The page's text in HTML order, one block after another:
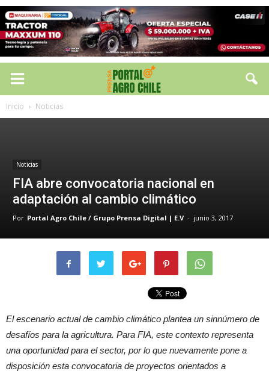
Inicio Noticias
Noticias
FIA abre convocatoria nacional en
adaptación al cambio climático
Por Portal Agro Chile / Grupo Prensa Digital | E.V - junio 3, 2017
El escenario actual de cambio climático plantea un sinnúmero de
desafíos para la agricultura. Para FIA, este contexto representa
una oportunidad para el sector, por lo que nuevamente pone a
disposición esta convocatoria de proyectos orientados a